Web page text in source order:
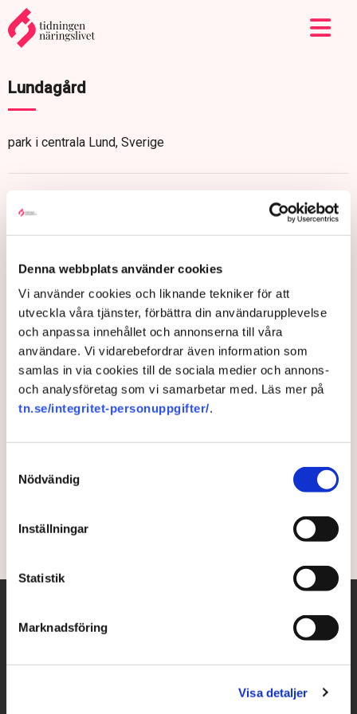
Denna webbplats använder cookies
Vi använder cookies och liknande tekniker för att
utveckla våra tjänster, förbättra din användarupplevelse
och anpassa innehållet och annonserna till våra
användare. Vi vidarebefordrar även information som
samlas in via cookies till de sociala medier och annons-
och analysföretag som vi samarbetar med. Läs mer på
tn.se/integritet-personuppgifter/.
Nödvändig
Inställningar
Statistik
Marknadsföring
Visa detaljer
Lundagård
park i centrala Lund, Sverige
Lunds universitet bland
världens 100 bästa
världen, enligt en färsk rankning. Totalt sex svenska
5 years ago | Av: TT